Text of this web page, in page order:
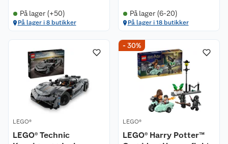
På lager (+50)
På lager i 8 butikker
På lager (6-20)
På lager i 18 butikker
LEGO®
LEGO® Technic
- 30%
LEGO®
LEGO® Harry Potter™
Om oss
Nyheter
Våre butikker
Kundeservice
Kontakt oss
Angre- og returrett
Reklamasjon og garanti